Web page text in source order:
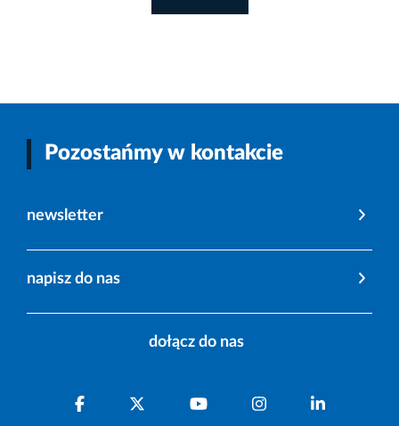
Pozostańmy w kontakcie
newsletter
napisz do nas
dołącz do nas